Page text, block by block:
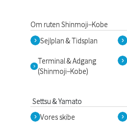
Om ruten Shinmoji–Kobe
Sejlplan & Tidsplan
Terminal & Adgang
(Shinmoji–Kobe)
Settsu & Yamato
Vores skibe